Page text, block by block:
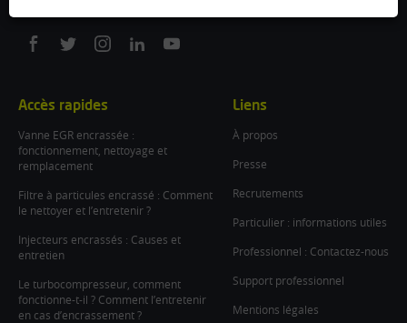
On
On
On
On
On
Accès rapides
Vanne EGR encrassée :
fonctionnement, nettoyage et
remplacement
Filtre à particules encrassé : Comment
le nettoyer et l’entretenir ?
Injecteurs encrassés : Causes et
entretien
Le turbocompresseur, comment
fonctionne-t-il ? Comment l’entretenir
en cas d’encrassement ?
Liens
À propos
Presse
Recrutements
Particulier : informations utiles
Professionnel : Contactez-nous
Support professionnel
Mentions légales